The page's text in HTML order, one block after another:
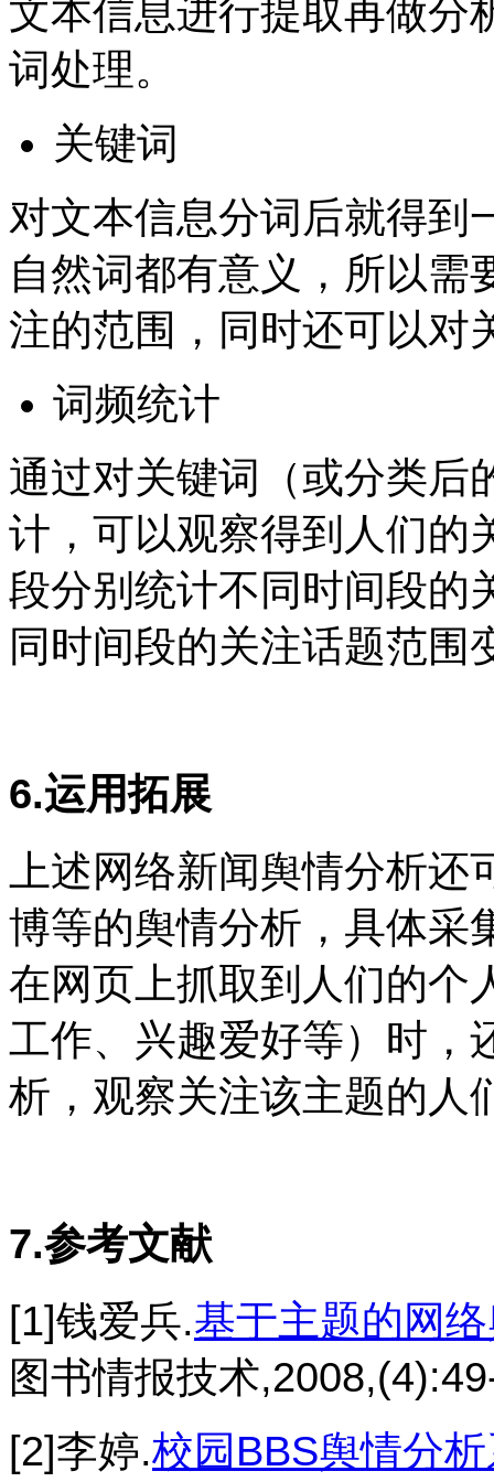
文本信息进行提取再做分
词处理。
关键词
对文本信息分词后就得到
自然词都有意义，所以需
注的范围，同时还可以对
词频统计
通过对关键词（或分类后
计，可以观察得到人们的
段分别统计不同时间段的
同时间段的关注话题范围
6.运用拓展
上述网络新闻舆情分析
博等的舆情分析，具体采
在网页上抓取到人们的个
工作、兴趣爱好等）时，
析，观察关注该主题的人
7.参考文献
[1]钱爱兵.基于主题的网
图书情报技术
[2]李婷.校园BBS舆情分